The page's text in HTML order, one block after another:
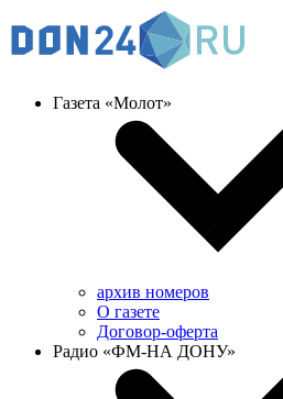
Газета «Молот»
архив номеров
О газете
Договор-оферта
Радио «ФМ-НА ДОНУ»